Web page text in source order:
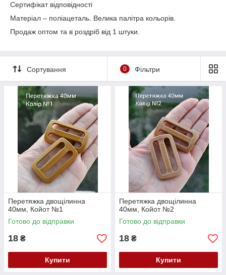
Сертифікат відповідності
Матеріал – поліацеталь. Велика палітра кольорів.
Продаж оптом та в роздріб від 1 штуки.
Сортування 0 Фільтри
Перетяжка двощілинна
40мм, Койот №1
Готово до відправки
18 ₴
Купити
Перетяжка двощілинна
40мм, Койот №2
Готово до відправки
18 ₴
Купити